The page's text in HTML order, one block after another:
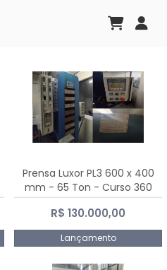
Prensa Luxor PL3 600 x 400
mm - 65 Ton - Curso 360
mm
R$ 130.000,00
Lançamento